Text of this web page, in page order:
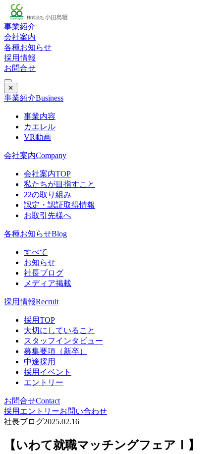
事業紹介
会社案内
各種お知らせ
採用情報
お問合せ
✕
事業紹介Business
事業内容
カエレル
VR動画
会社案内Company
会社案内TOP
私たちが目指すこと
22の取り組み
認定・認証取得情報
お取引先様へ
各種お知らせBlog
すべて
お知らせ
社長ブログ
メディア掲載
採用情報Recruit
採用TOP
大切にしていること
スタッフインタビュー
募集要項（新卒）
中途採用
採用イベント
エントリー
お問合せContact
採用エントリーお問い合わせ
社長ブログ2025.02.16
【いわて就職マッチングフェアⅠ】